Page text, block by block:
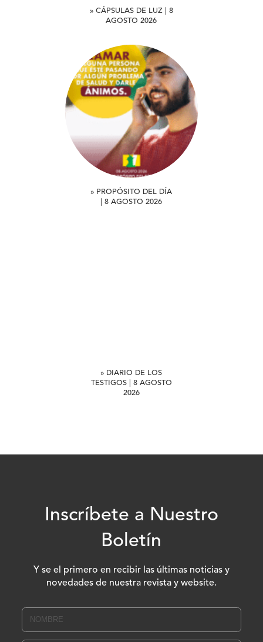
» CÁPSULAS DE LUZ | 8
AGOSTO 2026
» PROPÓSITO DEL DÍA
| 8 AGOSTO 2026
» DIARIO DE LOS
TESTIGOS | 8 AGOSTO
2026
Inscríbete a Nuestro
Boletín
Y se el primero en recibir las últimas noticias y
novedades de nuestra revista y website.